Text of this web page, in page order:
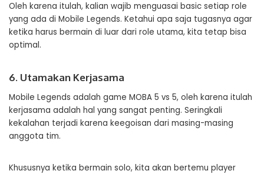
Oleh karena itulah, kalian wajib menguasai basic setiap role
yang ada di Mobile Legends. Ketahui apa saja tugasnya agar
ketika harus bermain di luar dari role utama, kita tetap bisa
optimal.
6. Utamakan Kerjasama
Mobile Legends adalah game MOBA 5 vs 5, oleh karena itulah
kerjasama adalah hal yang sangat penting. Seringkali
kekalahan terjadi karena keegoisan dari masing-masing
anggota tim.
Khususnya ketika bermain solo, kita akan bertemu player